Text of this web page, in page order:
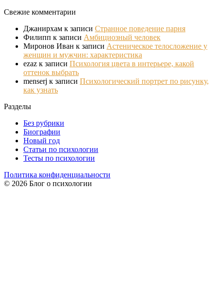
Свежие комментарии
Джанирхам к записи Странное поведение парня
Филипп к записи Амбициозный человек
Миронов Иван к записи Астеническое телосложение у
женщин и мужчин: характеристика
ezaz к записи Психология цвета в интерьере, какой
оттенок выбрать
menserj к записи Психологический портрет по рисунку,
как узнать
Разделы
Без рубрики
Биографии
Новый год
Статьи по психологии
Тесты по психологии
Политика конфиденциальности
© 2026 Блог о психологии